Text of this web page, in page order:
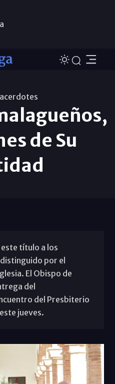
de Su
este título a los
por el
El Obispo de
del
del Presbiterio
jueves.